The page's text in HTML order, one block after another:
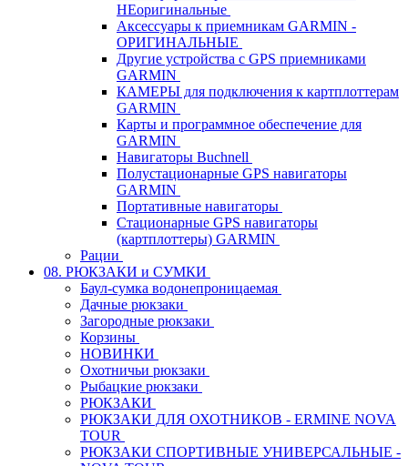
НЕоригинальные
Аксессуары к приемникам GARMIN -
ОРИГИНАЛЬНЫЕ
Другие устройства с GPS приемниками
GARMIN
КАМЕРЫ для подключения к картплоттерам
GARMIN
Карты и программное обеспечение для
GARMIN
Навигаторы Buchnell
Полустационарные GPS навигаторы
GARMIN
Портативные навигаторы
Стационарные GPS навигаторы
(картплоттеры) GARMIN
Рации
08. РЮКЗАКИ и СУМКИ
Баул-сумка водонепроницаемая
Дачные рюкзаки
Загородные рюкзаки
Корзины
НОВИНКИ
Охотничьи рюкзаки
Рыбацкие рюкзаки
РЮКЗАКИ
РЮКЗАКИ ДЛЯ ОХОТНИКОВ - ERMINE NOVA
TOUR
РЮКЗАКИ СПОРТИВНЫЕ УНИВЕРСАЛЬНЫЕ -